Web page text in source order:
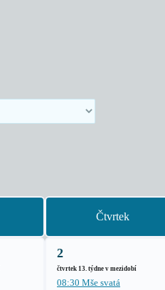
Čtvrtek
2
čtvrtek 13. týdne v mezidobí
08:30 Mše svatá